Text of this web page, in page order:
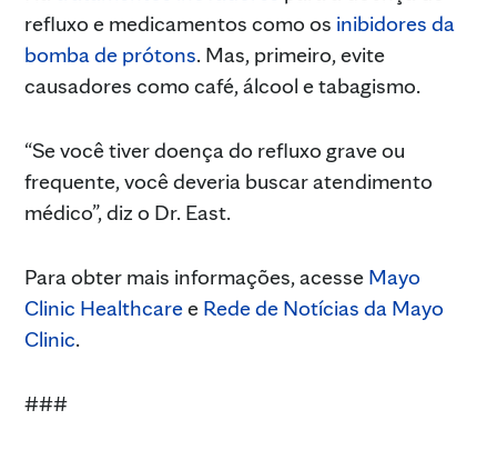
refluxo e medicamentos como os inibidores da
bomba de prótons. Mas, primeiro, evite
causadores como café, álcool e tabagismo.
“Se você tiver doença do refluxo grave ou
frequente, você deveria buscar atendimento
médico”, diz o Dr. East.
Para obter mais informações, acesse Mayo
Clinic Healthcaree Rede de Notícias da Mayo
Clinic.
###